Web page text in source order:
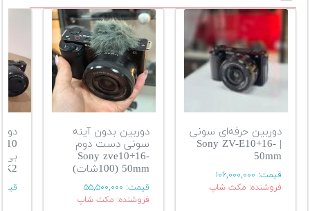
دوربین حرفه‌ای سونی
| Sony ZV-E10+16-
50mm
قیمت: ۱۰۶,۰۰۰,۰۰۰
فروشنده: مکث شاپ
دوربین بدون آینه
سونی دست دوم
Sony zve10+16-
50mm (100شات)
قیمت: ۵۵,۵۰۰,۰۰۰
فروشنده: مکث شاپ
K2